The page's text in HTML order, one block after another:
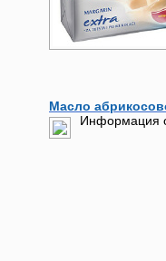
Масло
Информация